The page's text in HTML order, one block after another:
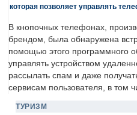
которая позволяет управлять
В кнопочных телефонах,
брендом, была обнаружена
помощью этого программного
управлять устройством
рассылать спам и даже
сервисам пользователя, в том
ТУРИЗМ